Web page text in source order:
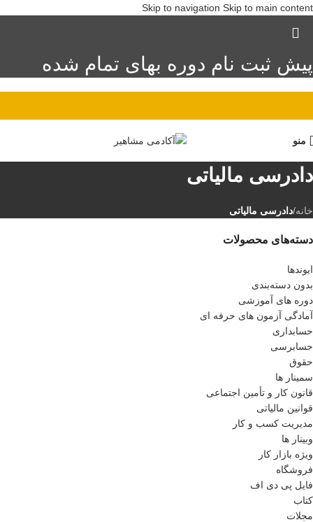
Skip to navigation Skip to main content
پیش ثبت نام دوره بهای تمام شده
منو
دادرسی مالیاتی
خانه/دادرسی مالیاتی
دسته‌های محصولات
ایوندها
بدون دسته‌بندی
دوره های آموزشی
آمادگی آزمون های حرفه ای
حسابداری
حسابرسی
حقوق
سمینار ها
قانون کار و تأمین اجتماعی
قوانین مالیاتی
مدیریت کسب و کار
وبینار ها
ویژه بازار کار
فروشگاه
فایل پی دی اف
کتاب
مجلات